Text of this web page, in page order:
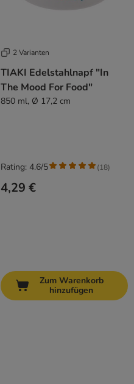
2 Varianten
TIAKI Edelstahlnapf "In
The Mood For Food"
850 ml, Ø 17,2 cm
4,29 €
Rating: 4.6/5 (18)
Zum Warenkorb
hinzufügen